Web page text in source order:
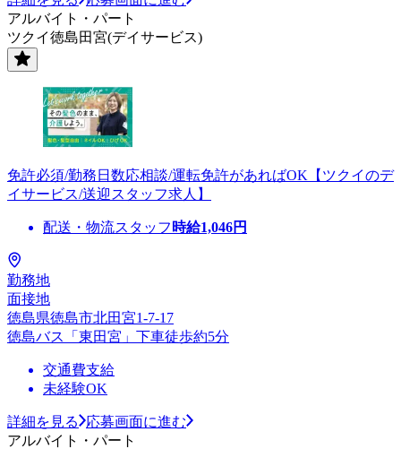
アルバイト・パート
ツクイ徳島田宮(デイサービス)
免許必須/勤務日数応相談/運転免許があればOK【ツクイのデ
イサービス/送迎スタッフ求人】
配送・物流スタッフ 時給1,046円
勤務地
面接地
徳島県徳島市北田宮1-7-17
徳島バス「東田宮」下車徒歩約5分
交通費支給
未経験OK
詳細を見る
応募画面に進む
アルバイト・パート